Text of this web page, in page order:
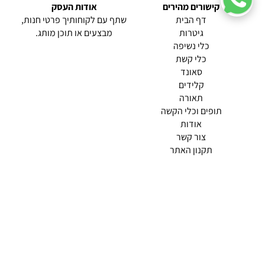
קישורים מהירים
דף הבית
גיטרות
כלי נשיפה
כלי קשת
סאונד
קלידים
תאורה
תופים וכלי הקשה
אודות
צור קשר
(current)
תקנון האתר
אודות העסק
שתף עם לקוחותיך פרטי חנות,
מבצעים או תוכן מותג.